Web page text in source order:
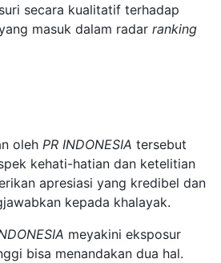
secara kualitatif terhadap
masuk dalam radar ranking
oleh PR INDONESIA tersebut
kehati-hatian dan ketelitian
apresiasi yang kredibel dan
kepada khalayak.
meyakini eksposur
bisa menandakan dua hal.